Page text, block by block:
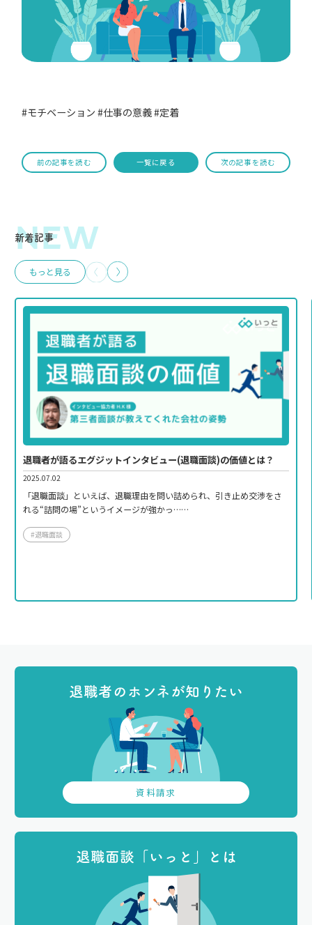
#モチベーション #仕事の意義#定着
前の記事を読む 一覧に戻る 次の記事を読む
新着記事
NEW
もっと見る
退職者が語るエグジットインタビュー(退職面談)の価値とは？
2025.07.02
「退職面談」といえば、退職理由を問い詰められ、引き止め交渉をさ
れる“詰問の場”というイメージが強かっ……
#退職面談
退職者のホンネが知りたい
資料請求
退職面談「いっと」とは